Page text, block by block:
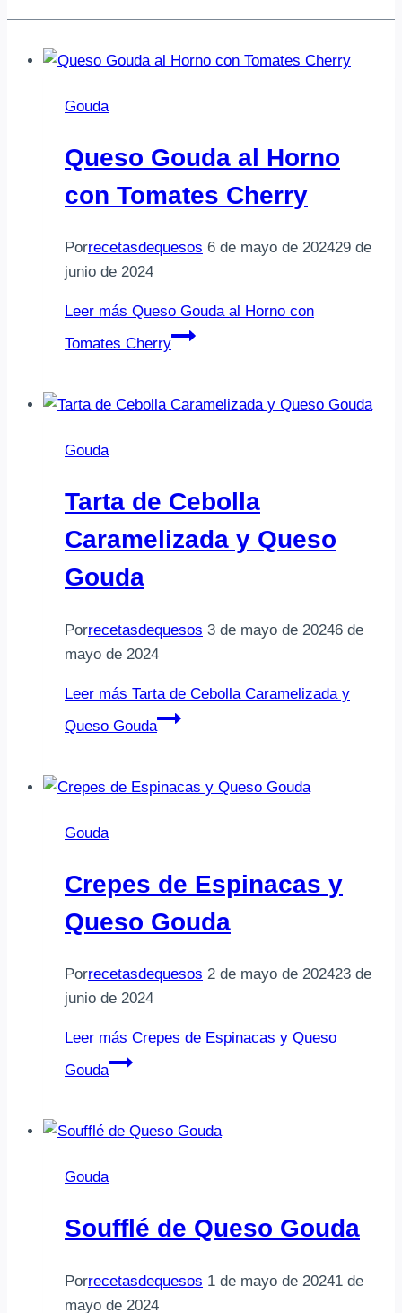
Gouda
Queso Gouda al Horno
con Tomates Cherry
Porrecetasdequesos 6 de mayo de 202429 de
junio de 2024
Leer más Queso Gouda al Horno con
Tomates Cherry
Gouda
Tarta de Cebolla
Caramelizada y Queso
Gouda
Porrecetasdequesos 3 de mayo de 20246 de
mayo de 2024
Leer más Tarta de Cebolla Caramelizada y
Queso Gouda
Gouda
Crepes de Espinacas y
Queso Gouda
Porrecetasdequesos 2 de mayo de 202423 de
junio de 2024
Leer más Crepes de Espinacas y Queso
Gouda
Gouda
Soufflé de Queso Gouda
Porrecetasdequesos 1 de mayo de 20241 de
mayo de 2024